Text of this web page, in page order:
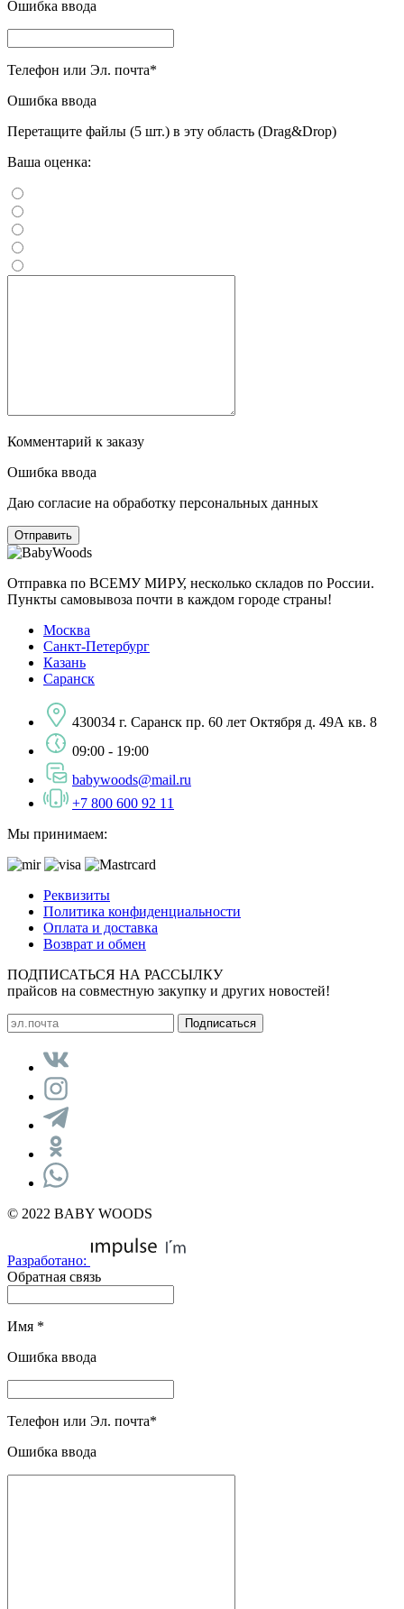
Ошибка ввода
Телефон или Эл. почта*
Ошибка ввода
Перетащите файлы (5 шт.) в эту область (Drag&Drop)
Ваша оценка:
Комментарий к заказу
Ошибка ввода
Даю согласие на обработку персональных данных
Отправка по ВСЕМУ МИРУ, несколько складов по России.
Пункты самовывоза почти в каждом городе страны!
Москва
Санкт-Петербург
Казань
Саранск
430034 г. Саранск пр. 60 лет Октября д. 49А кв. 8
09:00 - 19:00
babywoods@mail.ru
+7 800 600 92 11
Мы принимаем:
Реквизиты
Политика конфиденциальности
Оплата и доставка
Возврат и обмен
ПОДПИСАТЬСЯ НА РАССЫЛКУ
прайсов на совместную закупку и других новостей!
© 2022 BABY WOODS
Разработано:
Обратная связь
Имя *
Ошибка ввода
Телефон или Эл. почта*
Ошибка ввода